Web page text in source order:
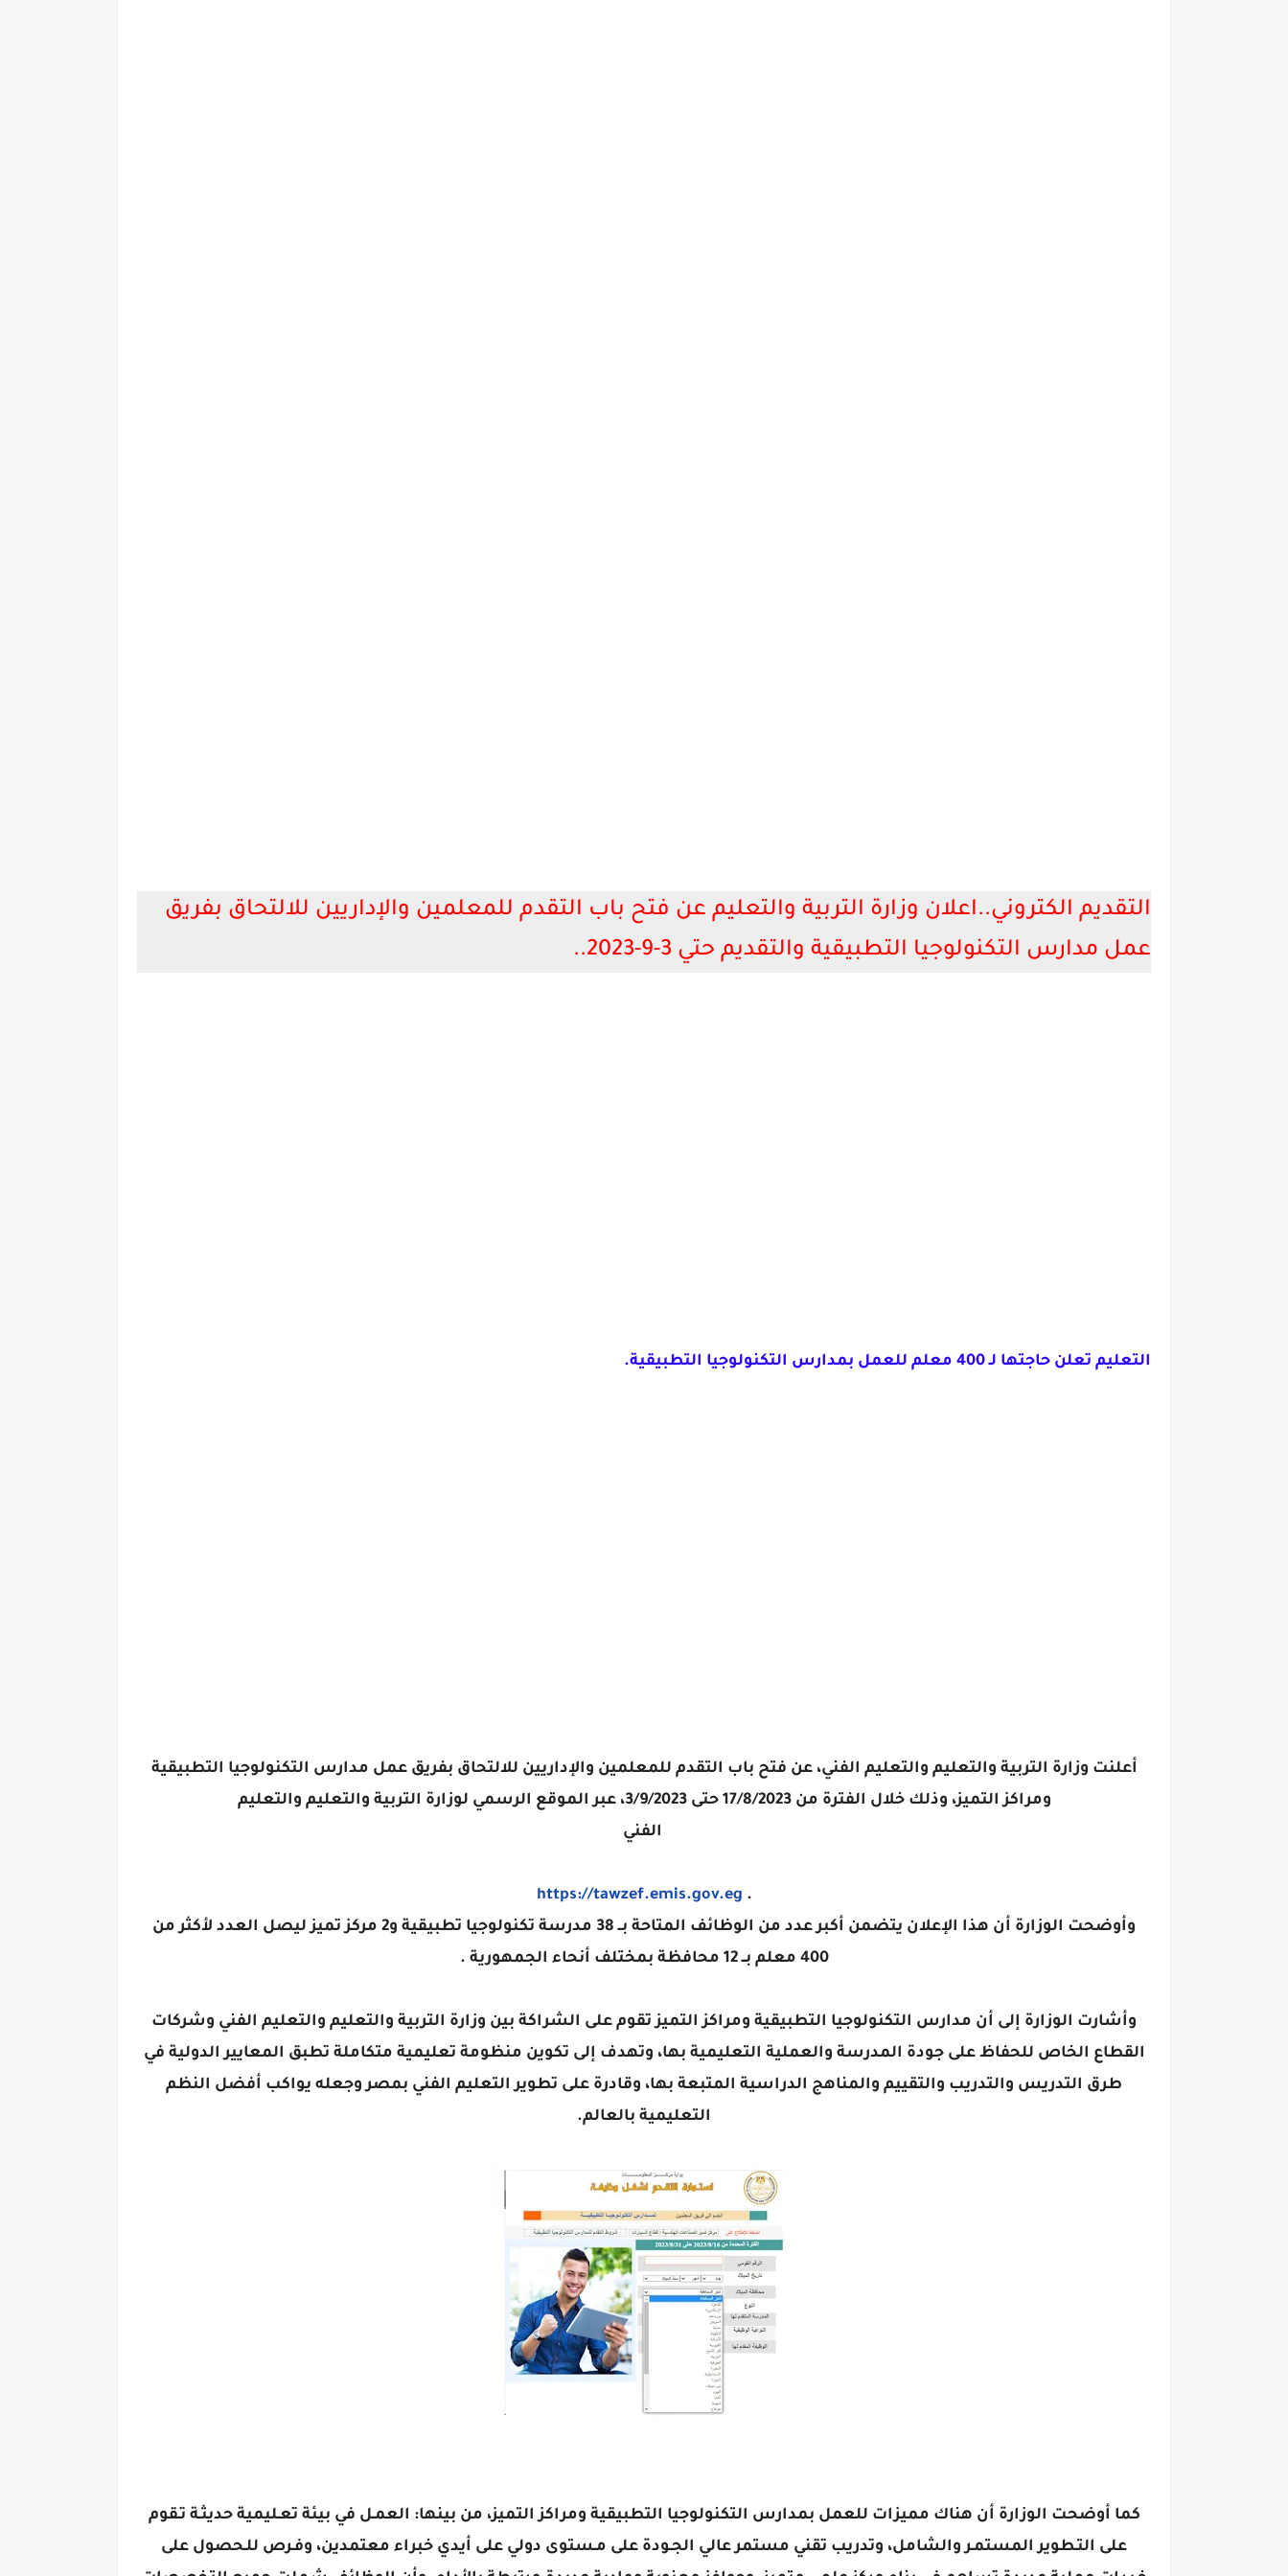
التقديم الكتروني..اعلان وزارة التربية والتعليم عن فتح باب التقدم للمعلمين والإداريين للالتحاق بفريق
عمل مدارس التكنولوجيا التطبيقية والتقديم حتي 3-9-2023..
التعليم تعلن حاجتها لـ 400 معلم للعمل بمدارس التكنولوجيا التطبيقية.
أعلنت وزارة التربية والتعليم والتعليم الفني، عن فتح باب التقدم للمعلمين والإداريين للالتحاق بفريق عمل مدارس التكنولوجيا التطبيقية
ومراكز التميز، وذلك خلال الفترة من 17/8/2023 حتى 3/9/2023، عبر الموقع الرسمي لوزارة التربية والتعليم والتعليم
الفني
.
https://tawzef.emis.gov.eg
وأوضحت الوزارة أن هذا الإعلان يتضمن أكبر عدد من الوظائف المتاحة بــ 38 مدرسة تكنولوجيا تطبيقية و2 مركز تميز ليصل العدد لأكثر من
400 معلم بــ 12 محافظة بمختلف أنحاء الجمهورية .
وأشارت الوزارة إلى أن مدارس التكنولوجيا التطبيقية ومراكز التميز تقوم على الشراكة بين وزارة التربية والتعليم والتعليم الفني وشركات
القطاع الخاص للحفاظ على جودة المدرسة والعملية التعليمية بها، وتهدف إلى تكوين منظومة تعليمية متكاملة تطبق المعايير الدولية في
طرق التدريس والتدريب والتقييم والمناهج الدراسية المتبعة بها، وقادرة على تطوير التعليم الفني بمصر وجعله يواكب أفضل النظم
التعليمية بالعالم.
كما أوضحت الوزارة أن هناك مميزات للعمل بمدارس التكنولوجيا التطبيقية ومراكز التميز، من بينها: العمـل في بيئة تعـليمية حديثـة تـقوم
على التـطوير المستمـر والشامل، وتدريب تقني مستمر عالي الجـودة على مـستوى دولي على أيدي خبراء معتمدين، وفـرص للـحصول على